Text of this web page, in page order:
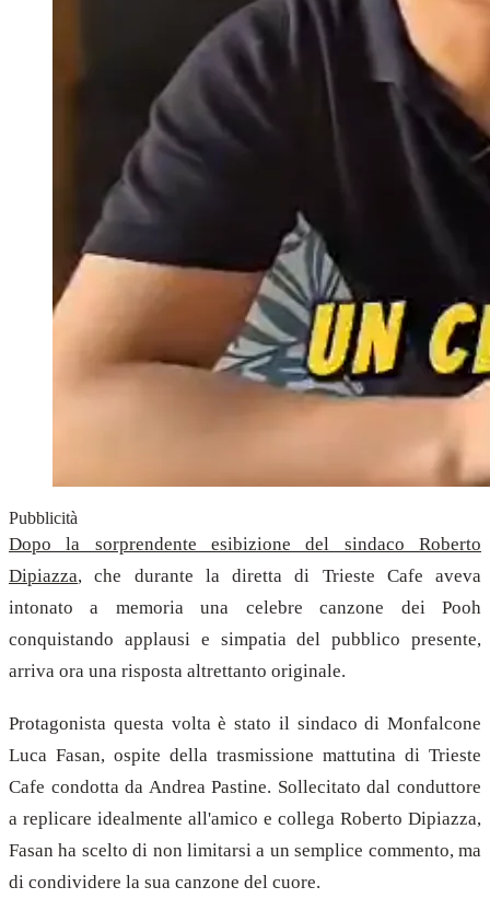
Pubblicità
Dopo la sorprendente esibizione del sindaco Roberto
Dipiazza, che durante la diretta di Trieste Cafe aveva
intonato a memoria una celebre canzone dei Pooh
conquistando applausi e simpatia del pubblico presente,
arriva ora una risposta altrettanto originale.
Protagonista questa volta è stato il sindaco di Monfalcone
Luca Fasan, ospite della trasmissione mattutina di Trieste
Cafe condotta da Andrea Pastine. Sollecitato dal conduttore
a replicare idealmente all'amico e collega Roberto Dipiazza,
Fasan ha scelto di non limitarsi a un semplice commento, ma
di condividere la sua canzone del cuore.